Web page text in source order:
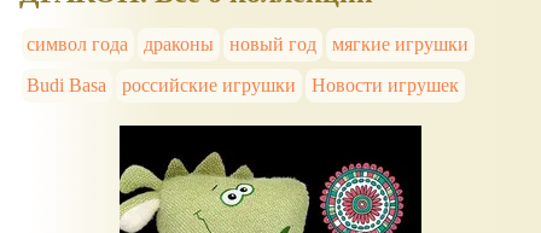
символ года драконы новый год
мягкие игрушки
Budi Basa
российские игрушки Новости игрушек